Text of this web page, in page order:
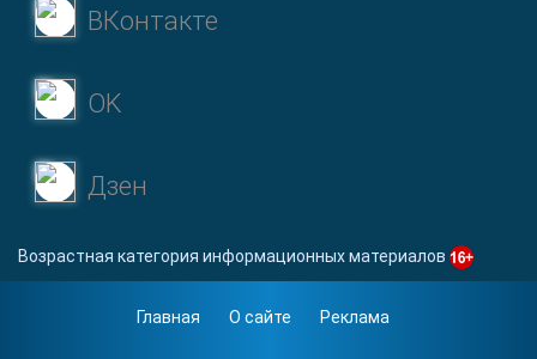
ВКонтакте
OK
Дзен
Возрастная категория информационных материалов
Главная О сайте Реклама